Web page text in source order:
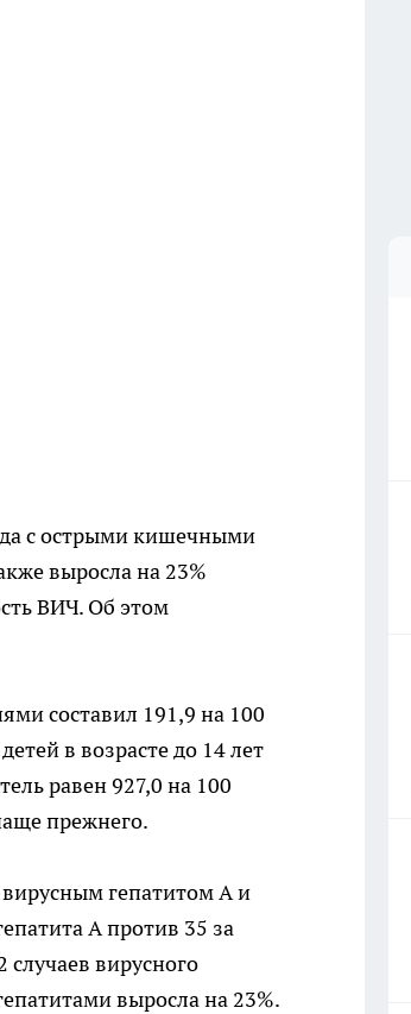
с острыми кишечными
выросла на 23%
ВИЧ. Об этом
составил 191,9 на 100
в возрасте до 14 лет
равен 927,0 на 100
прежнего.
гепатитом А и
А против 35 за
случаев вирусного
выросла на 23%.